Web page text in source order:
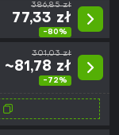
386,85 zł
77,33 zł
-80%
301,03 zł
~81,78 zł
-72%